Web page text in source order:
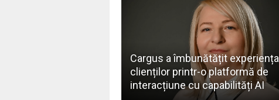
Cargus a îmbunătățit experiența
clienților printr-o platformă de
interacțiune cu capabilități AI